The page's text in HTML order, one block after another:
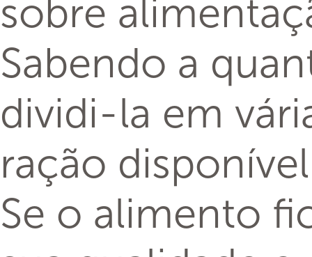
sobre
Sabendo a
dividi-la em
ração
Se o alimento